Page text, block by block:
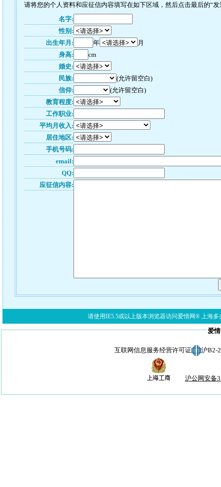
请将您的个人资料和应征信内容填写在如下区域，然后点击最后的“
名字:
性别:
出生年月:
年
月
身高:
cm
婚史:
民族:
(允许留空白)
信仰:
(允许留空白)
教育程度:
工作职业:
平均月收入:
居住地区:
手机号码:
email:
QQ:
应征信内容:
请使用IE5.5或以上版本浏览器访问爱情网® 上海多
爱
互联网信息服务经营许可证 沪B2-
沪公网安备